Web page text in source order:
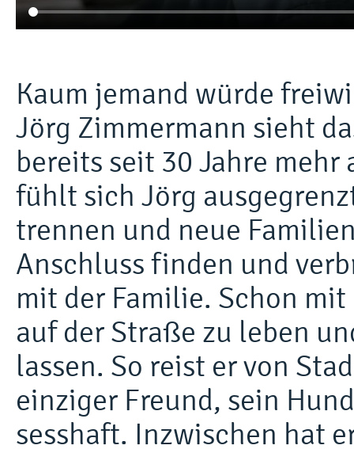
Kaum jemand würde
Jörg Zimmermann sieht
bereits seit 30 Jahre mehr
fühlt sich Jörg
trennen und neue
Anschluss finden und
mit der Familie. Schon
auf der Straße zu leben
lassen. So reist er von
einziger Freund, sein
sesshaft. Inzwischen hat